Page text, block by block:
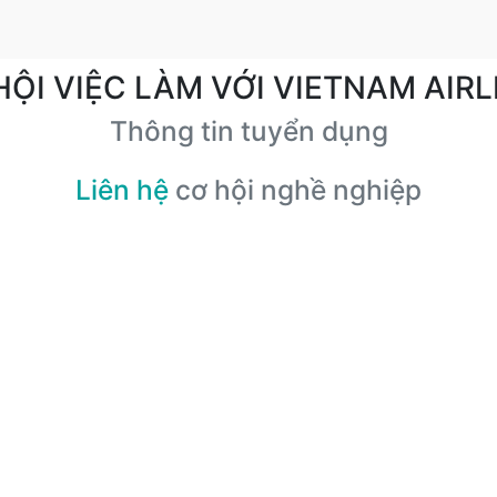
VIỆC LÀM VỚI VIETNAM
Thông tin tuyển dụng
Liên hệ cơ hội nghề nghiệp